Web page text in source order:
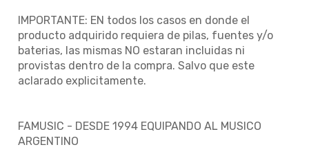
IMPORTANTE: EN todos los casos en donde el
producto adquirido requiera de pilas, fuentes y/o
baterias, las mismas NO estaran incluidas ni
provistas dentro de la compra. Salvo que este
aclarado explicitamente.
FAMUSIC - DESDE 1994 EQUIPANDO AL MUSICO
ARGENTINO